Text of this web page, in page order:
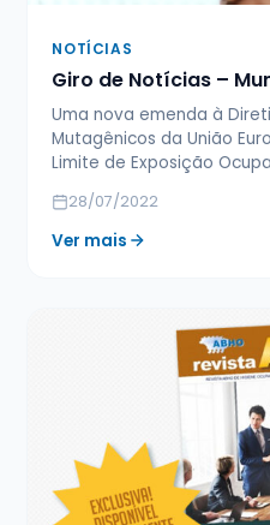
NOTÍCIAS
Giro de Notícias –
Uma nova emenda à
Mutagênicos da União
Limite de Exposição
28/07/2022
Ver mais